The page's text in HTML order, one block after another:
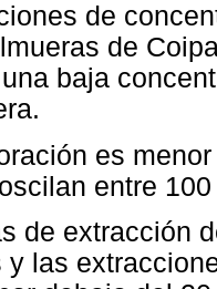
de
de
baja
es
entre
de extracción
y las